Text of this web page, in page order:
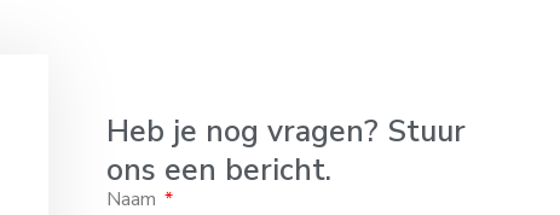
Heb je nog vragen? Stuur
ons een bericht.
Naam